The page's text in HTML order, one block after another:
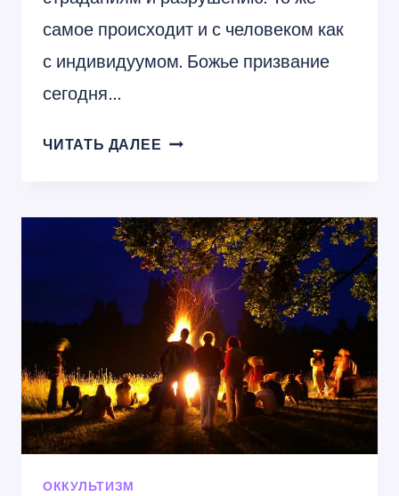
самое происходит и с человеком как
с индивидуумом. Божье призвание
сегодня…
ЧИТАТЬ ДАЛЕЕ КАКОЙ
ИДОЛОПОКЛОНСТВО,
И
ЧТО
С
ЭТИМ
ДЕЛАТЬ
ХРИСТИАНАМ?
ОККУЛЬТИЗМ